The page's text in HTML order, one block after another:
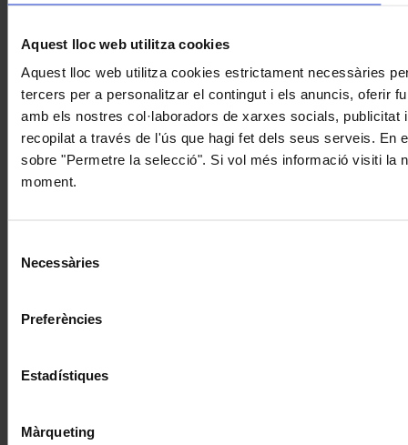
Aquest lloc web utilitza cookies
Aquest lloc web utilitza cookies estrictament necessàries
tercers per a personalitzar el contingut i els anuncis, oferir
amb els nostres col·laboradors de xarxes socials,
recopilat a través de l'ús que hagi fet dels seus serveis. En
sobre "Permetre la selecció". Si vol més informació visiti la
moment.
Necessàries
Preferències
Estadístiques
Màrqueting